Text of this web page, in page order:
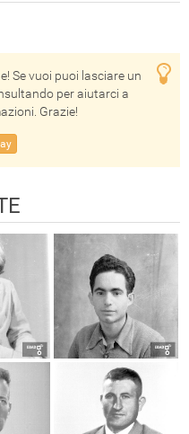
Se vuoi puoi lasciare un
per aiutarci a
Grazie!